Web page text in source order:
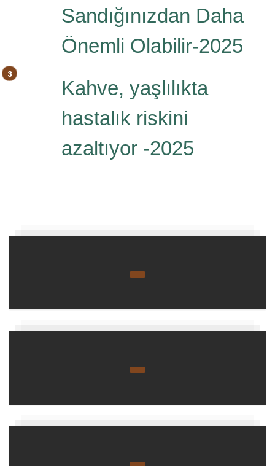
Sandığınızdan Daha
Önemli Olabilir-2025
Kahve, yaşlılıkta
hastalık riskini
azaltıyor -2025